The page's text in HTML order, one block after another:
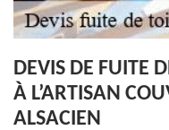
DEVIS DE FUITE
À L’ARTISAN
ALSACIEN